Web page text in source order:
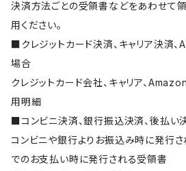
決済方法ごとの受領書などをあわせて
用ください。
■クレジットカード決済、キャリア決済
場合
クレジットカード会社、キャリア、
用明細
■コンビニ決済、銀行振込決済、後払い
コンビニや銀行よりお振込み時に発行
でのお支払い時に発行される受領書